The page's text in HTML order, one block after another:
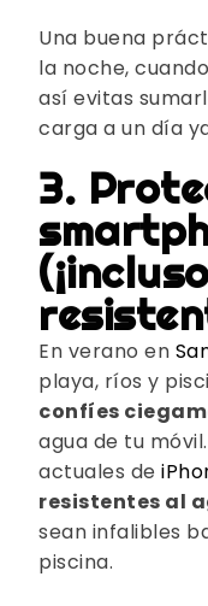
Una buena
la noche,
así evitas
carga a un día
3.
En verano en
playa, ríos y
confíes
agua de tu
actuales de
resistentes al
sean infalibles
piscina.